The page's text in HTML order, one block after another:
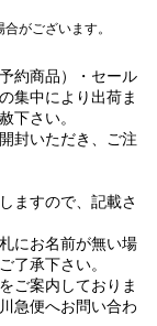
がございます。
約商品）・セール
集中により出荷ま
下さい。
封いただき、ご注
ますので、記載さ
にお名前が無い場
了承下さい。
ご案内しておりま
急便へお問い合わ